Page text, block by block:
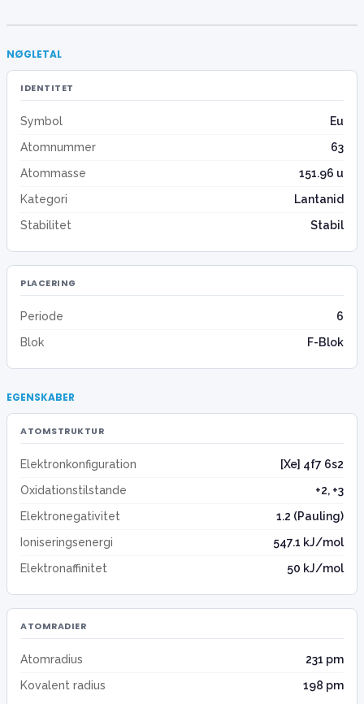
NØGLETAL
IDENTITET
Symbol
Eu
Atomnummer
63
Atommasse
151.96 u
Kategori
Lantanid
Stabilitet
Stabil
PLACERING
Periode
6
Blok
F-Blok
EGENSKABER
ATOMSTRUKTUR
Elektronkonfiguration
[Xe] 4f7 6s2
Oxidationstilstande
+2, +3
Elektronegativitet
1.2 (Pauling)
Ioniseringsenergi
547.1 kJ/mol
Elektronaffinitet
50 kJ/mol
ATOMRADIER
Atomradius
231 pm
Kovalent radius
198 pm